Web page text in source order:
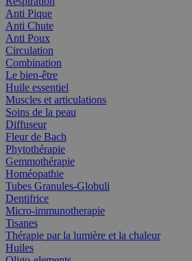
Anti Pique
Anti Chute
Anti Poux
Circulation
Combination
Le bien-être
Huile essentiel
Muscles et articulations
Soins de la peau
Diffuseur
Fleur de Bach
Phytothérapie
Gemmothérapie
Homéopathie
Tubes Granules-Globuli
Dentifrice
Micro-immunotherapie
Tisanes
Thérapie par la lumière et la chaleur
Huiles